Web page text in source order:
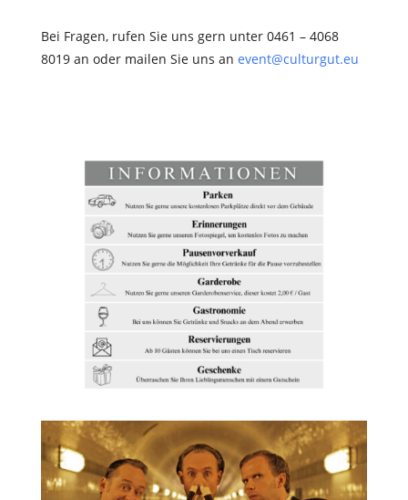
Bei Fragen, rufen Sie uns gern unter 0461 – 4068
8019 an oder mailen Sie uns an event@culturgut.eu